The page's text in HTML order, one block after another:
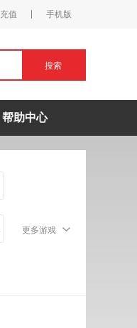
充值 手机版
搜索
帮助中心
更多游戏